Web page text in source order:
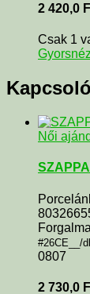
2 420,0
Csak 1
Női
#26CE__/
0807
2 730,0